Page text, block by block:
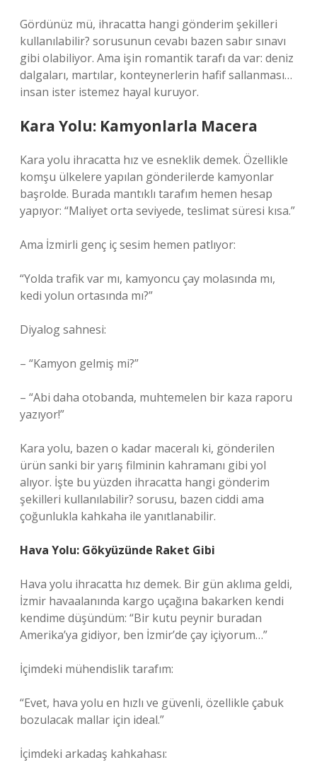
Gördünüz mü, ihracatta hangi gönderim şekilleri
kullanılabilir? sorusunun cevabı bazen sabır sınavı
gibi olabiliyor. Ama işin romantik tarafı da var: deniz
dalgaları, martılar, konteynerlerin hafif sallanması…
insan ister istemez hayal kuruyor.
Kara Yolu: Kamyonlarla Macera
Kara yolu ihracatta hız ve esneklik demek. Özellikle
komşu ülkelere yapılan gönderilerde kamyonlar
başrolde. Burada mantıklı tarafım hemen hesap
yapıyor: “Maliyet orta seviyede, teslimat süresi kısa.”
Ama İzmirli genç iç sesim hemen patlıyor:
“Yolda trafik var mı, kamyoncu çay molasında mı,
kedi yolun ortasında mı?”
Diyalog sahnesi:
– “Kamyon gelmiş mi?”
– “Abi daha otobanda, muhtemelen bir kaza raporu
yazıyor!”
Kara yolu, bazen o kadar maceralı ki, gönderilen
ürün sanki bir yarış filminin kahramanı gibi yol
alıyor. İşte bu yüzden ihracatta hangi gönderim
şekilleri kullanılabilir? sorusu, bazen ciddi ama
çoğunlukla kahkaha ile yanıtlanabilir.
Hava Yolu: Gökyüzünde Raket Gibi
Hava yolu ihracatta hız demek. Bir gün aklıma geldi,
İzmir havaalanında kargo uçağına bakarken kendi
kendime düşündüm: “Bir kutu peynir buradan
Amerika’ya gidiyor, ben İzmir’de çay içiyorum…”
İçimdeki mühendislik tarafım:
“Evet, hava yolu en hızlı ve güvenli, özellikle çabuk
bozulacak mallar için ideal.”
İçimdeki arkadaş kahkahası: